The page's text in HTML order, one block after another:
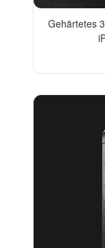
Gehärtetes